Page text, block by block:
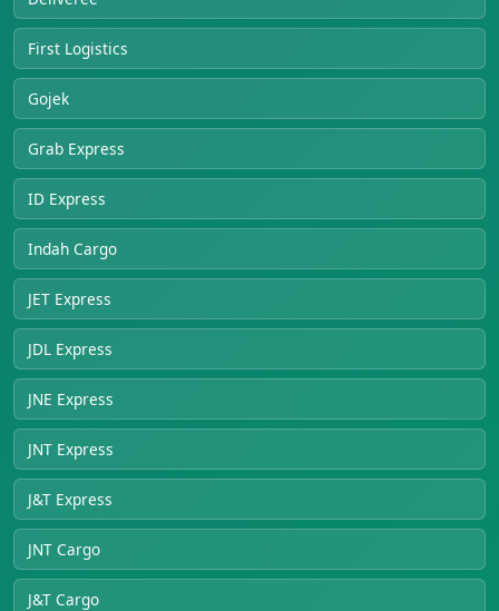
First Logistics
Gojek
Grab Express
ID Express
Indah Cargo
JET Express
JDL Express
JNE Express
JNT Express
J&T Express
JNT Cargo
J&T Cargo